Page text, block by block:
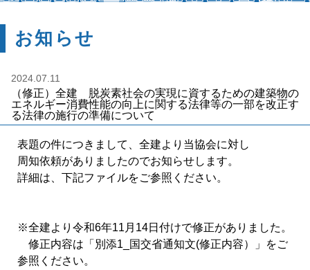
お知らせ
2024.07.11
（修正）全建 脱炭素社会の実現に資するための建築物の
エネルギー消費性能の向上に関する法律等の一部を改正す
る法律の施行の準備について
表題の件につきまして、全建より当協会に対し
周知依頼がありましたのでお知らせします。
詳細は、下記ファイルをご参照ください。
※全建より令和6年11月14日付けで修正がありました。
修正内容は「別添1_国交省通知文(修正内容）」をご
参照ください。